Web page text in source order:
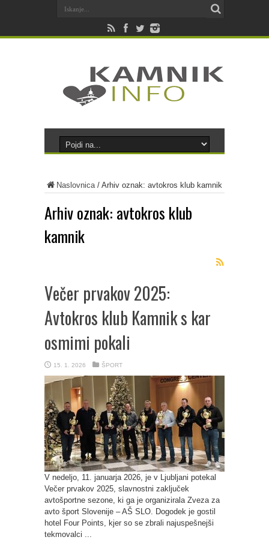
Naslovnica/ Arhiv oznak: avtokros klub kamnik
Arhiv oznak: avtokros klub
kamnik
Večer prvakov 2025:
Avtokros klub Kamnik s kar
osmimi pokali
15. 1. 2026 ŠPORT
V nedeljo, 11. januarja 2026, je v Ljubljani potekal
Večer prvakov 2025, slavnostni zaključek
avtošportne sezone, ki ga je organizirala Zveza za
avto šport Slovenije – AŠ SLO. Dogodek je gostil
hotel Four Points, kjer so se zbrali najuspešnejši
tekmovalci ...